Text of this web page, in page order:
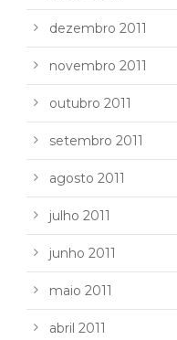
dezembro 2011
novembro 2011
outubro 2011
setembro 2011
agosto 2011
julho 2011
junho 2011
maio 2011
abril 2011